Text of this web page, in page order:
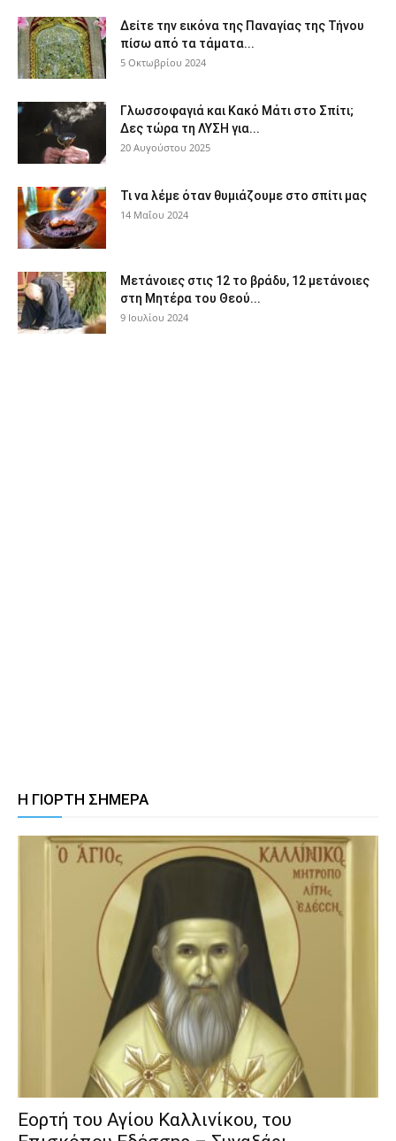
Δείτε την εικόνα της Παναγίας της Τήνου
πίσω από τα τάματα...
5 Οκτωβρίου 2024
Γλωσσοφαγιά και Κακό Μάτι στο Σπίτι;
Δες τώρα τη ΛΥΣΗ για...
20 Αυγούστου 2025
Τι να λέμε όταν θυμιάζουμε στο σπίτι μας
14 Μαΐου 2024
Μετάνοιες στις 12 το βράδυ, 12 μετάνοιες
στη Μητέρα του Θεού...
9 Ιουλίου 2024
Η ΓΙΟΡΤΗ ΣΗΜΕΡΑ
Εορτή του Αγίου Καλλινίκου, του